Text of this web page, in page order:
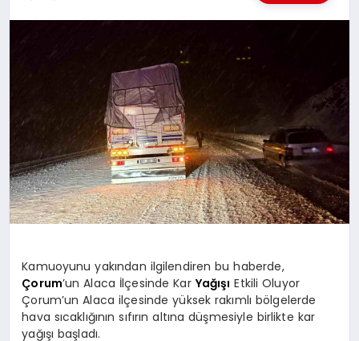
DÜNYA
SPOR
MAGAZIN
SAĞLIK
TEKNOLOJI
Kamuoyunu yakından ilgilendiren bu haberde,
Çorum’un Alaca İlçesinde KarYağışı Etkili Oluyor
Çorum’un Alaca ilçesinde yüksek rakımlı bölgelerde
hava sıcaklığının sıfırın altına düşmesiyle birlikte kar
yağışı başladı.